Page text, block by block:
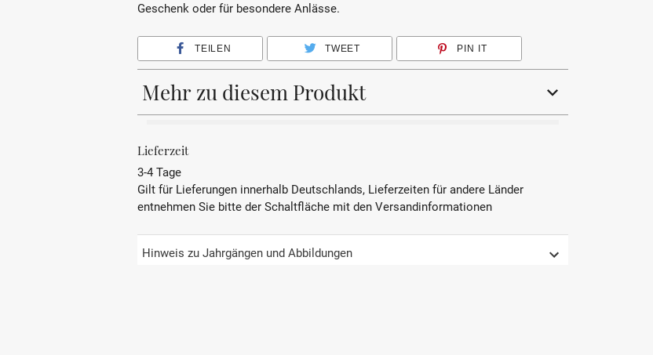
Geschenk oder für besondere Anlässe.
TEILEN TWEET PIN IT
Mehr zu diesem Produkt
BEZEICHNUNG
Herstellungsmethode Traditionelle Destillation
Serviervorschlag Pur, auf Eis oder in Cocktails
Lieferzeit
3-4 Tage
Gilt für Lieferungen innerhalb Deutschlands, Lieferzeiten für andere Länder
entnehmen Sie bitte der Schaltfläche mit den Versandinformationen
Hinweis zu Jahrgängen und Abbildungen